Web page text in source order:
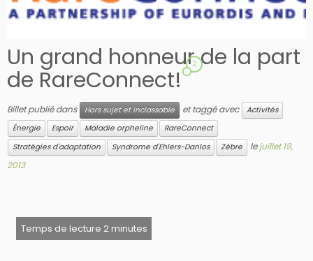
Un grand honneur de la part
de RareConnect!
2
Billet publié dans Hors sujet et inclassable et taggé avec
Activités
Énergie
Espoir Maladie orpheline
RareConnect
Stratégies d'adaptation
Syndrome d'Ehlers-Danlos Zèbre lejuillet 19,
2013